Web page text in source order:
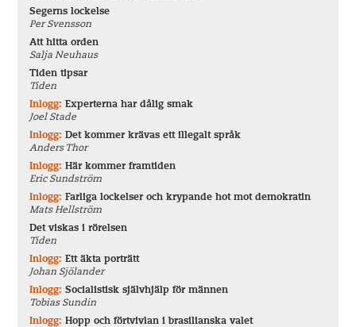
Segerns lockelse
Per Svensson
Att hitta orden
Salja Neuhaus
Tiden tipsar
Tiden
Inlogg:Experterna har dålig smak
Joel Stade
Inlogg:Det kommer krävas ett illegalt språk
Anders Thor
Inlogg:Här kommer framtiden
Eric Sundström
Inlogg:Farliga lockelser och krypande hot mot demokratin
Mats Hellström
Det viskas i rörelsen
Tiden
Inlogg:Ett äkta porträtt
Johan Sjölander
Inlogg:Socialistisk självhjälp för männen
Tobias Sundin
Inlogg:Hopp och förtvivlan i brasilianska valet